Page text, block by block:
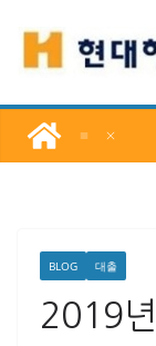
로
너
BLOG 대출
2019